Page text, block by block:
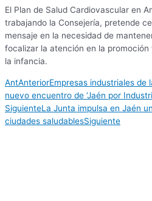
El Plan de Salud Cardiovascular en
trabajando la Consejería, pretende
mensaje en la necesidad de
focalizar la atención en la
la infancia.
AntAnteriorEmpresas industriales de
nuevo encuentro de ‘Jaén por
SiguienteLa Junta impulsa en Jaén
ciudades saludablesSiguiente